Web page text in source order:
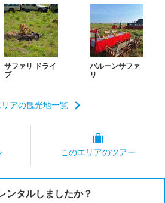
サファリ ドライ
ブ
バルーンサファ
リ
リアの観光地一覧
このエリアのツアー
ンタルしましたか？